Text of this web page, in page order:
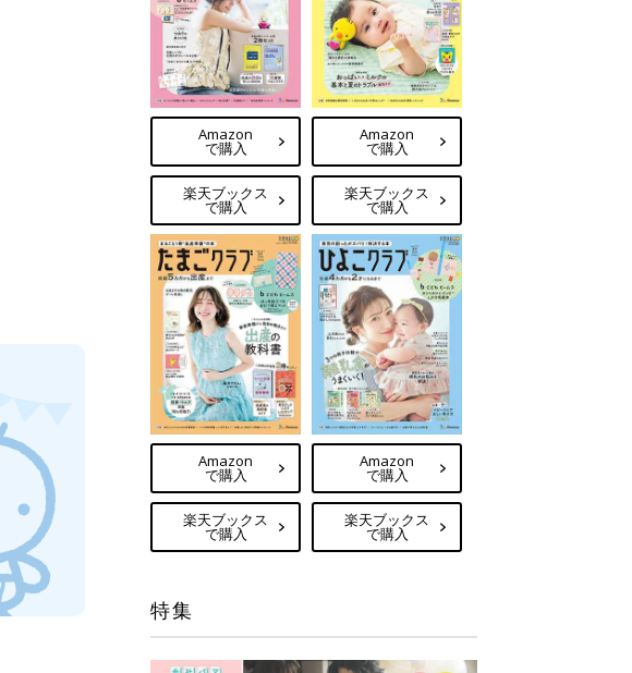
Amazon
で購入
楽天ブックス
で購入
Amazon
で購入
楽天ブックス
で購入
Amazon
で購入
楽天ブックス
で購入
Amazon
で購入
楽天ブックス
で購入
特集